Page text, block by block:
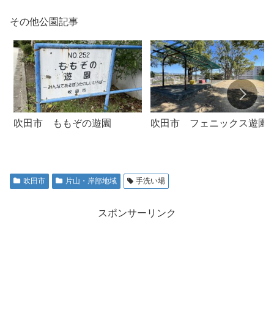
その他公園記事
吹田市 ももぞの遊園 吹田市 フェニックス遊園
吹田市 片山・岸部地域 手洗い場
スポンサーリンク